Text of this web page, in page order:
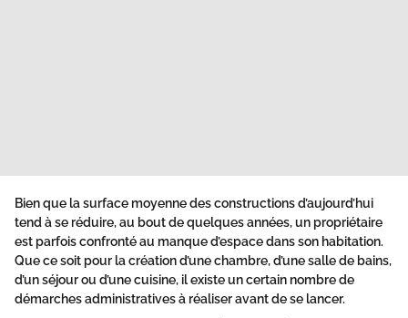
Bien que la surface moyenne des constructions d’aujourd’hui
tend à se réduire, au bout de quelques années, un propriétaire
est parfois confronté au manque d’espace dans son habitation.
Que ce soit pour la création d’une chambre, d’une salle de bains,
d’un séjour ou d’une cuisine, il existe un certain nombre de
démarches administratives à réaliser avant de se lancer.